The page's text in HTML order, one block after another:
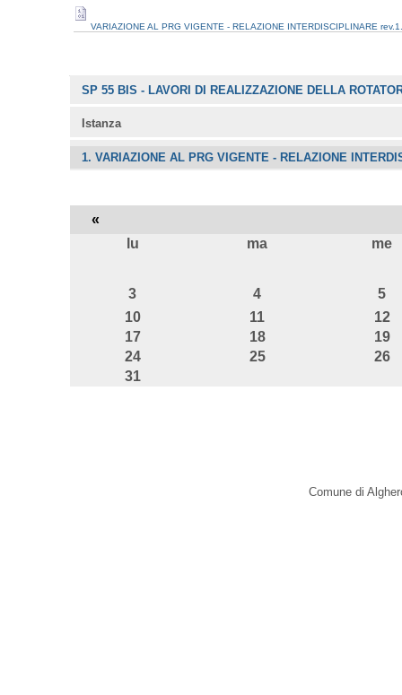
VARIAZIONE AL PRG VIGENTE - RELAZIONE INTERDISCIPLINARE
Navigazione
SP 55 BIS - LAVORI DI REALIZZAZIONE DELLA
Istanza
1. VARIAZIONE AL PRG VIGENTE - RELAZIONE
«
lu ma me
3 4
5
10
11
12
17
18
19
24
25
26
31
Comune di